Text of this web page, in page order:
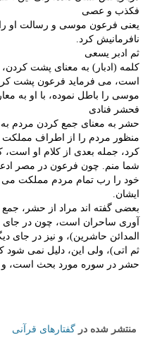
فکذب و عصی
یعنی فرعون موسی و رسالت او
نافرمانیش کرد.
ثم ادبر یسعی
کلمه (ادبار) به معنای پشت
است، می فرماید فرعون پشت
موسی را باطل نموده، با او به
فحشر فنادی
حشر به معنای جمع کردن مردم
منظور مردم را از اطراف مملکت
کرد، جمله بعدی از کلام او است،
شما منم. چون فرعون در مصر
خود را رب تمام مردم مملکت می
ایشان.
بعضی گفته اند مراد از حشر،
آوری ساحران است، چون در جای
المدائن حاشرین)، و نیز در جای
ثم اتی)، ولی این، دلیل نمی
حشر در سوره مورد بحث است، و
منتشر شده در گفتارهای قرآنی